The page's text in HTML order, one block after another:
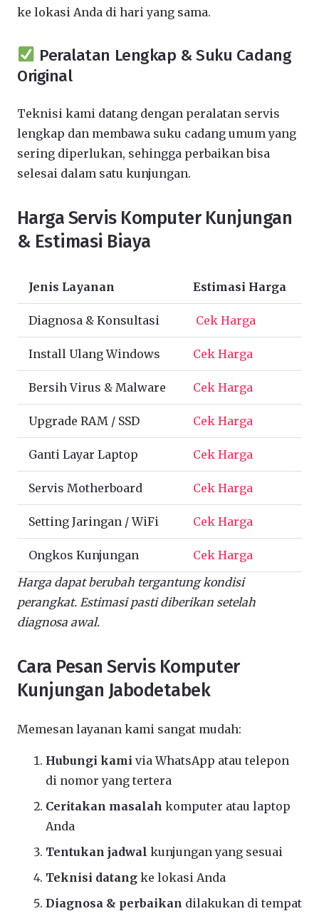
ke lokasi Anda di hari yang sama.
Peralatan Lengkap & Suku Cadang
Original
Teknisi kami datang dengan peralatan servis
lengkap dan membawa suku cadang umum yang
sering diperlukan, sehingga perbaikan bisa
selesai dalam satu kunjungan.
Harga Servis Komputer Kunjungan
& Estimasi Biaya
Jenis Layanan Estimasi Harga
Diagnosa & Konsultasi Cek Harga
Install Ulang Windows Cek Harga
Bersih Virus & Malware Cek Harga
Upgrade RAM / SSD Cek Harga
Ganti Layar Laptop Cek Harga
Servis Motherboard Cek Harga
Setting Jaringan / WiFi Cek Harga
Ongkos Kunjungan
Cek Harga
Harga dapat berubah tergantung kondisi
perangkat. Estimasi pasti diberikan setelah
diagnosa awal.
Cara Pesan Servis Komputer
Kunjungan Jabodetabek
Memesan layanan kami sangat mudah:
Hubungi kami via WhatsApp atau telepon
di nomor yang tertera
Ceritakan masalah komputer atau laptop
Anda
Tentukan jadwal kunjungan yang sesuai
Teknisi datang ke lokasi Anda
Diagnosa & perbaikan dilakukan di tempat